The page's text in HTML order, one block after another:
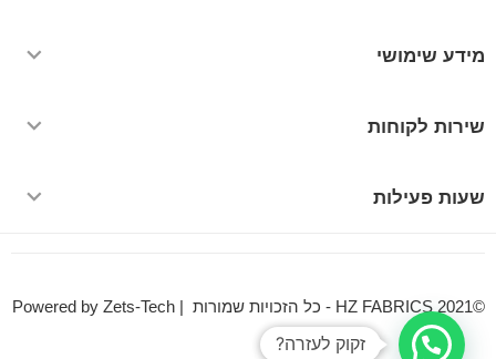
מידע שימושי
שירות לקוחות
שעות פעילות
©HZ FABRICS 2021 - כל הזכויות שמורות | Powered by Zets-Tech
זקוק לעזרה?